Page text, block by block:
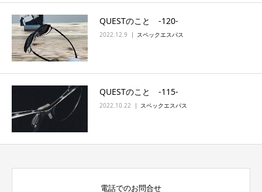
QUESTのこと ‐120‐
2022.12.9 スペックエスパス
QUESTのこと ‐115‐
2022.10.22 スペックエスパス
電話でのお問合せ